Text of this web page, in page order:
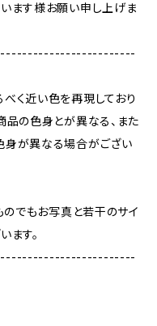
ます様お願い申し上げま
く近い色を再現しており
品の色身とが異なる、また
身が異なる場合がござい
のでもお写真と若干のサイ
ます。